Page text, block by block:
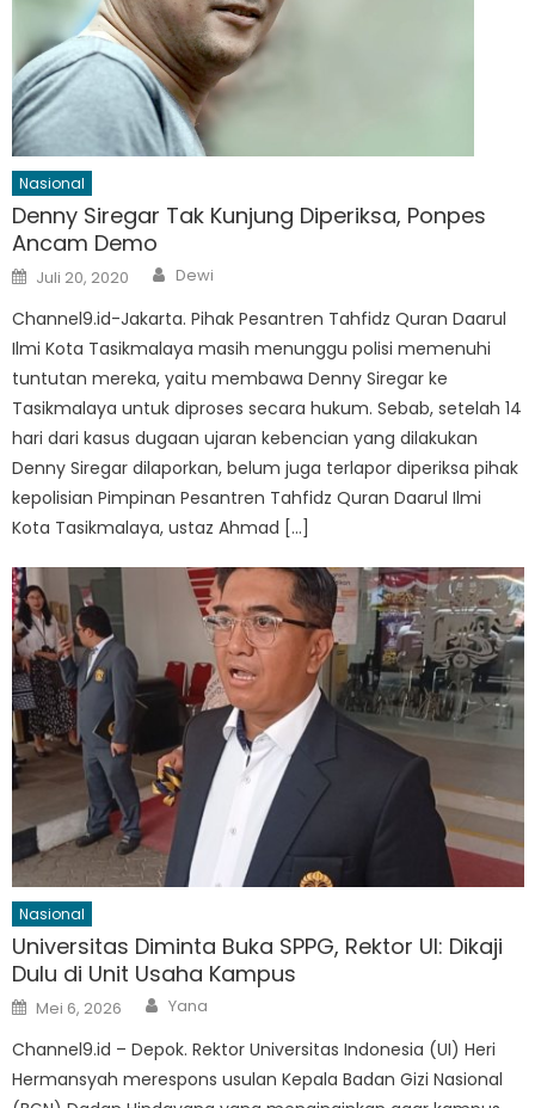
Nasional
Denny Siregar Tak Kunjung Diperiksa, Ponpes
Ancam Demo
Posted
on
Juli 20, 2020 Author
Dewi
Channel9.id-Jakarta. Pihak Pesantren Tahfidz Quran Daarul
Ilmi Kota Tasikmalaya masih menunggu polisi memenuhi
tuntutan mereka, yaitu membawa Denny Siregar ke
Tasikmalaya untuk diproses secara hukum. Sebab, setelah 14
hari dari kasus dugaan ujaran kebencian yang dilakukan
Denny Siregar dilaporkan, belum juga terlapor diperiksa pihak
kepolisian Pimpinan Pesantren Tahfidz Quran Daarul Ilmi
Kota Tasikmalaya, ustaz Ahmad […]
Nasional
Universitas Diminta Buka SPPG, Rektor UI: Dikaji
Dulu di Unit Usaha Kampus
Posted
on
Mei 6, 2026 Author
Yana
Channel9.id – Depok. Rektor Universitas Indonesia (UI) Heri
Hermansyah merespons usulan Kepala Badan Gizi Nasional